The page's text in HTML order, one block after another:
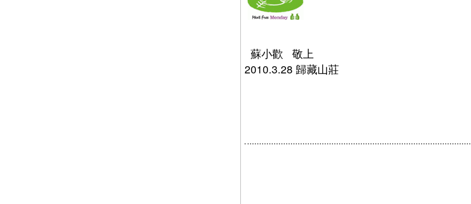
蘇小歡 敬上
2010.3.28 歸藏山莊